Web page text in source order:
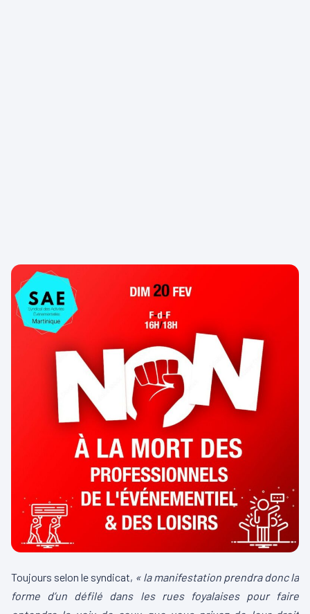
Toujours selon le syndicat, « la manifestation prendra donc la
forme d’un défilé dans les rues foyalaises pour faire